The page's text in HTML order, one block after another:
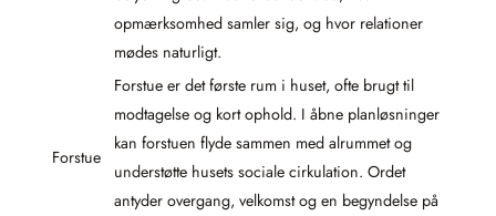
opmærksomhed samler sig, og hvor relationer
mødes naturligt.
Forstue
Forstue er det første rum i huset, ofte brugt til
modtagelse og kort ophold. I åbne planløsninger
kan forstuen flyde sammen med alrummet og
understøtte husets sociale cirkulation. Ordet
antyder overgang, velkomst og en begyndelse på